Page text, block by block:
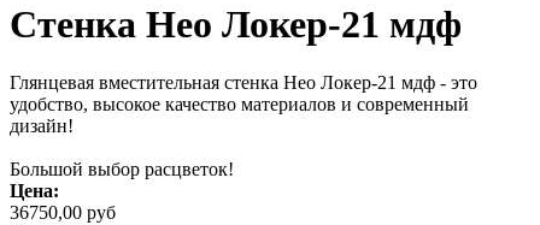
Стенка Нео Локер-21 мдф
Глянцевая вместительная стенка Нео Локер-21 мдф - это
удобство, высокое качество материалов и современный
дизайн!
Большой выбор расцветок!
Цена:
36750,00 руб